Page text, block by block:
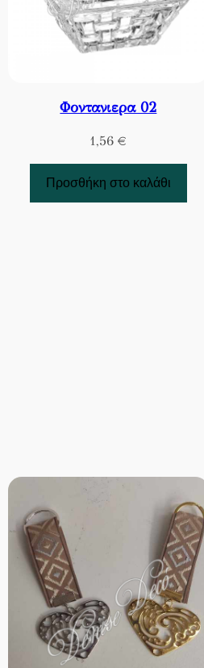
Φοντανιερα 02
1,56 €
Προσθήκη στο καλάθι